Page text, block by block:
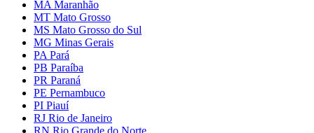
MA Maranhão
MT Mato Grosso
MS Mato Grosso do Sul
MG Minas Gerais
PA Pará
PB Paraíba
PR Paraná
PE Pernambuco
PI Piauí
RJ Rio de Janeiro